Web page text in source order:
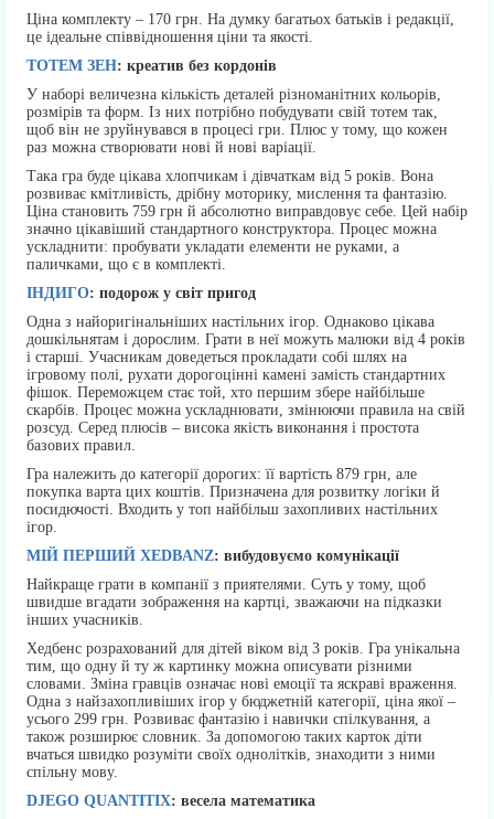
Ціна комплекту – 170 грн. На думку багатьох батьків і редакції,
це ідеальне співвідношення ціни та якості.
ТОТЕМ ЗЕН: креатив без кордонів
У наборі величезна кількість деталей різноманітних кольорів,
розмірів та форм. Із них потрібно побудувати свій тотем так,
щоб він не зруйнувався в процесі гри. Плюс у тому, що кожен
раз можна створювати нові й нові варіації.
Така гра буде цікава хлопчикам і дівчаткам від 5 років. Вона
розвиває кмітливість, дрібну моторику, мислення та фантазію.
Ціна становить 759 грн й абсолютно виправдовує себе. Цей набір
значно цікавіший стандартного конструктора. Процес можна
ускладнити: пробувати укладати елементи не руками, а
паличками, що є в комплекті.
ІНДИГО: подорож у світ пригод
Одна з найоригінальніших настільних ігор. Однаково цікава
дошкільнятам і дорослим. Грати в неї можуть малюки від 4 років
і старші. Учасникам доведеться прокладати собі шлях на
ігровому полі, рухати дорогоцінні камені замість стандартних
фішок. Переможцем стає той, хто першим збере найбільше
скарбів. Процес можна ускладнювати, змінюючи правила на свій
розсуд. Серед плюсів – висока якість виконання і простота
базових правил.
Гра належить до категорії дорогих: її вартість 879 грн, але
покупка варта цих коштів. Призначена для розвитку логіки й
посидючості. Входить у топ найбільш захопливих настільних
ігор.
МІЙ ПЕРШИЙ XEDBANZ: вибудовуємо комунікації
Найкраще грати в компанії з приятелями. Суть у тому, щоб
швидше вгадати зображення на картці, зважаючи на підказки
інших учасників.
Хедбенс розрахований для дітей віком від 3 років. Гра унікальна
тим, що одну й ту ж картинку можна описувати різними
словами. Зміна гравців означає нові емоції та яскраві враження.
Одна з найзахопливіших ігор у бюджетній категорії, ціна якої –
усього 299 грн. Розвиває фантазію і навички спілкування, а
також розширює словник. За допомогою таких карток діти
вчаться швидко розуміти своїх однолітків, знаходити з ними
спільну мову.
DJEGO QUANTITIX: весела математика